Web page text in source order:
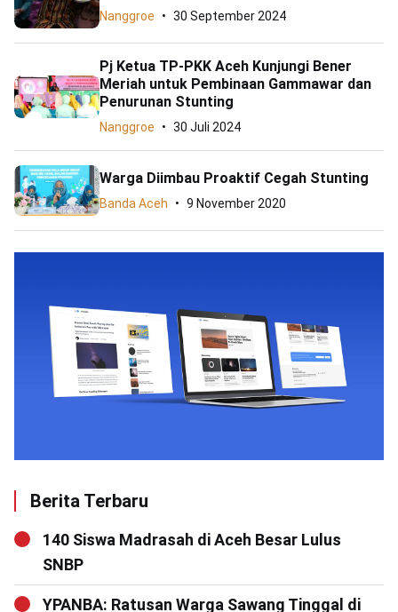
Nanggroe 30 September 2024
Pj Ketua TP-PKK Aceh Kunjungi Bener
Meriah untuk Pembinaan Gammawar dan
Penurunan Stunting
Nanggroe 30 Juli 2024
Warga Diimbau Proaktif Cegah Stunting
Banda Aceh 9 November 2020
Berita Terbaru
140 Siswa Madrasah di Aceh Besar Lulus
SNBP
YPANBA: Ratusan Warga Sawang Tinggal di